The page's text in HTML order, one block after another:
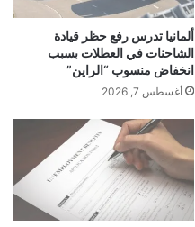
ألمانيا تدرس رفع حظر قيادة
الشاحنات في العطلات بسبب
انخفاض منسوب “الراين”
أغسطس 7, 2026